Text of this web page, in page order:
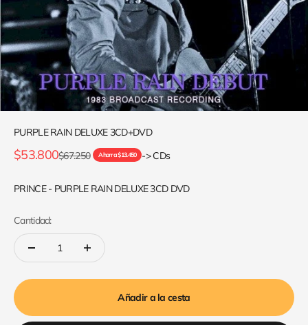
PURPLE RAIN DELUXE 3CD+DVD
Precio de oferta
$53.800Precio normal
$67.250 Ahorra $13.450 -> CDs
PRINCE - PURPLE RAIN DELUXE 3CD DVD
Cantidad:
Añadir a la cesta